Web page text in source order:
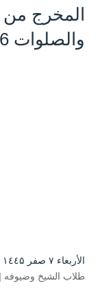
المخرج من
والصلوات 6 صفر 1445
الأربعاء ۷ صفر ۱٤٤۵ هـ الموافق ۲۳ أغسطس ۲۰۲۳ مـ |
طلاب الشيخ وضيوفه |